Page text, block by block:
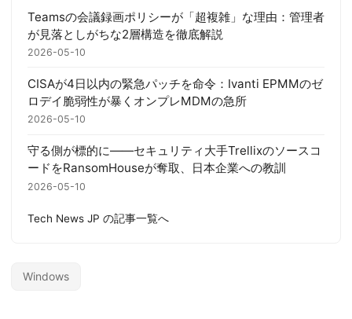
Teamsの会議録画ポリシーが「超複雑」な理由：管理者
が見落としがちな2層構造を徹底解説
2026-05-10
CISAが4日以内の緊急パッチを命令：Ivanti EPMMのゼ
ロデイ脆弱性が暴くオンプレMDMの急所
2026-05-10
守る側が標的に——セキュリティ大手Trellixのソースコ
ードをRansomHouseが奪取、日本企業への教訓
2026-05-10
Tech News JP の記事一覧へ
Windows